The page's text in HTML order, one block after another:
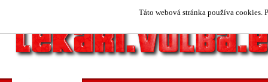
Táto webová stránka používa cookies.